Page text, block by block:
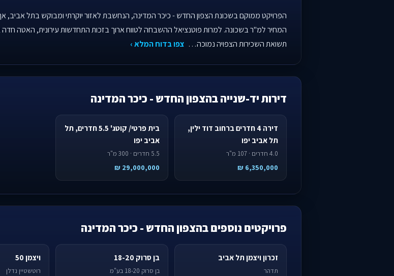
הפרויקט ממוקם בשכונת הצפון החדש - כיכר המדינה, הנחשבת לאזור יוקרתי ומבוקש בתל אביב,
המחיר למ"ר בשכונה. למרות פוטנציאל ההשבחה לטווח ארוך בזכות התחדשות עירונית, האטה
תשואת השכירות הצפויה נמוכה… צפו בדוח המלא ›
דירות יד-שנייה בהצפון החדש - כיכר המדינה
דירה 4 חדרים ברחוב דוד ילין,
תל אביב יפו
4.0 חדרים · 107 מ"ר
6,350,000 ₪
בית פרטי/ קוטג' 5.5 חדרים, תל
אביב יפו
5.5 חדרים · 300 מ"ר
29,000,000 ₪
פרויקטים נוספים בהצפון החדש - כיכר המדינה
זכרון ויצמן תל אביב
תדהר
בן סרוק 18-20
בן סרוק 18-20 בע"מ
ויצמן 50
רוטשטיין נדלן